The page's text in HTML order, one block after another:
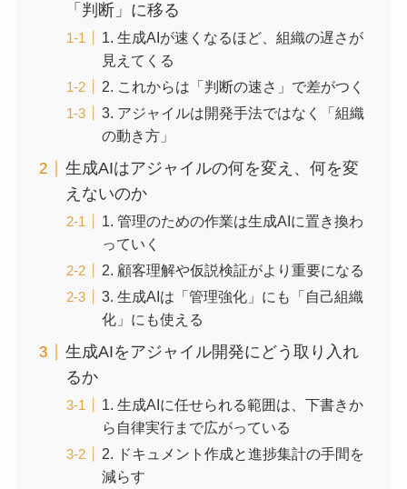
「判断」に移る
1. 生成AIが速くなるほど、組織の遅さが
見えてくる
2. これからは「判断の速さ」で差がつく
3. アジャイルは開発手法ではなく「組織
の動き方」
生成AIはアジャイルの何を変え、何を変
えないのか
1. 管理のための作業は生成AIに置き換わ
っていく
2. 顧客理解や仮説検証がより重要になる
3. 生成AIは「管理強化」にも「自己組織
化」にも使える
生成AIをアジャイル開発にどう取り入れ
るか
1. 生成AIに任せられる範囲は、下書きか
ら自律実行まで広がっている
2. ドキュメント作成と進捗集計の手間を
減らす